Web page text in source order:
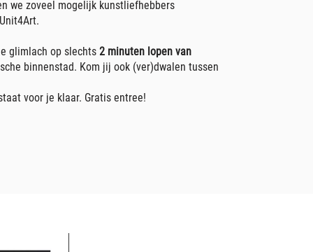
we zoveel mogelijk kunstliefhebbers
glimlach op slechts2 minuten lopen van
binnenstad. Kom jij ook (ver)dwalen tussen
voor je klaar. Gratis entree!